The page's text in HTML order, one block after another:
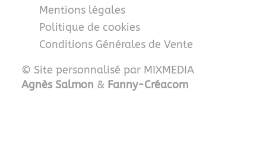
Mentions légales
Politique de cookies
Conditions Générales de Vente
© Site personnalisé par MIXMEDIA
Agnès Salmon & Fanny-Créacom